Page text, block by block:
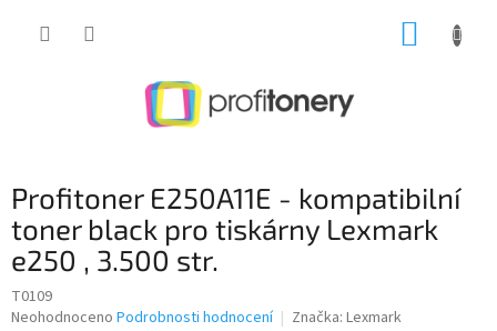
Profitoner E250A11E - kompatibilní
toner black pro tiskárny Lexmark
e250 , 3.500 str.
T0109
Průměrné
Neohodnoceno Podrobnosti hodnocení Značka: Lexmark